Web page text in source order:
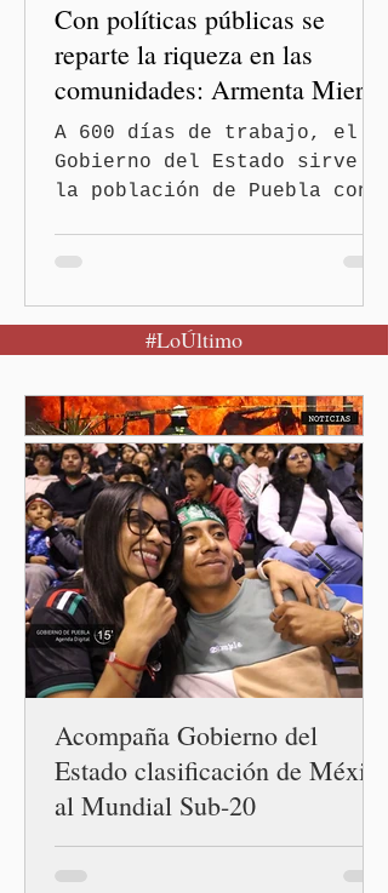
través
Con políticas públicas se
reparte la riqueza en las
comunidades: Armenta Mier
A 600 días de trabajo, el
Gobierno del Estado sirve a
la población de Puebla con
pública heredada del Museo
Internacional del Barroco
del erario en los gobiernos
neoliberales del pasado.
#LoÚltimo
Acompaña Gobierno del
Estado clasificación de México
al Mundial Sub-20